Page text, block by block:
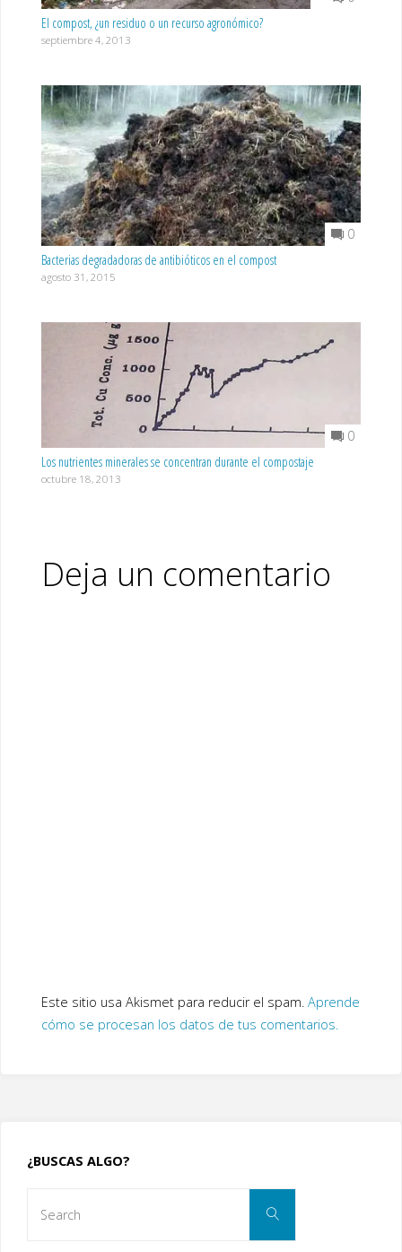
El compost, ¿un residuo o un recurso agronómico?
septiembre 4, 2013
0
Bacterias degradadoras de antibióticos en el compost
agosto 31, 2015
0
Los nutrientes minerales se concentran durante el compostaje
octubre 18, 2013
Deja un comentario
Este sitio usa Akismet para reducir el spam. Aprende
cómo se procesan los datos de tus comentarios.
¿BUSCAS ALGO?
Search